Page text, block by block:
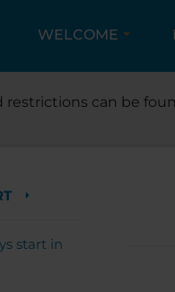
WELCOME
start in
can be